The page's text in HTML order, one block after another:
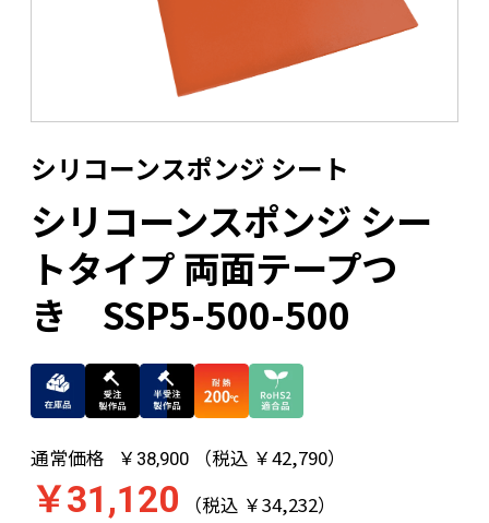
シリコーンスポンジ シート
シリコーンスポンジ シー
トタイプ 両面テープつ
き SSP5-500-500
通常価格 ￥38,900 （税込 ￥42,790）
￥31,120 （税込 ￥34,232）